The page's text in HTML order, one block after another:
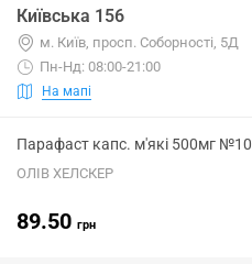
Київська 156
м. Київ, просп. Соборності, 5Д
Пн-Нд: 08:00-21:00
На мапі
Парафаст капс. м'які 500мг №10
ОЛІВ ХЕЛСКЕР
89.50 грн